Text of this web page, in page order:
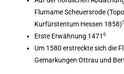
Flurname Scheuersrode
Kurfürstentum Hessen 1858)
Erste Erwähnung 14716
Um 1580 erstreckte sich die
Gemarkungen Ottrau und